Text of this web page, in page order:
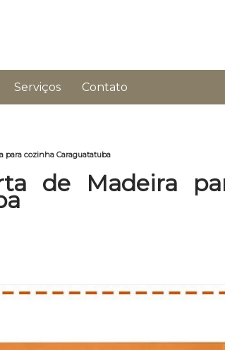
Serviços Contato
para cozinha Caraguatatuba
de Madeira